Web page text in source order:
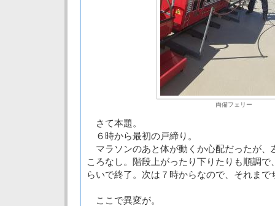
両備フェリー
さて本題。
６時から最初の戸締り。
マラソンのあと体が動くか心配だったが、
ころなし。階段上がったり下りたりも順調
らいで終了。次は７時からなので、それまで
ここで異変が。